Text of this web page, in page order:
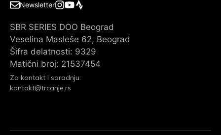
Newsletter
SBR SERIES DOO Beograd
Veselina Masleše 62, Beograd
Šifra delatnosti: 9329
Matični broj: 21537454
Za kontakt i saradnju:
kontakt@trcanje.rs